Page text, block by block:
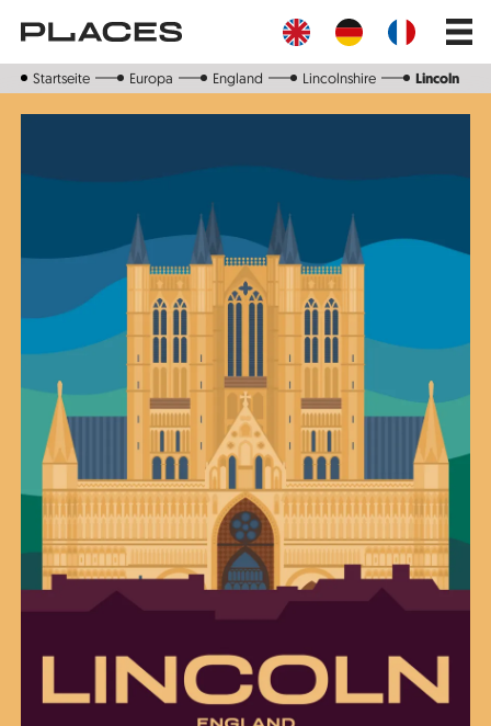
zum
Inhalt
Main
Startseite Europa England Lincolnshire Lincoln